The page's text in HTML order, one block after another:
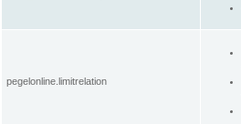
pegelonline.limitrelation